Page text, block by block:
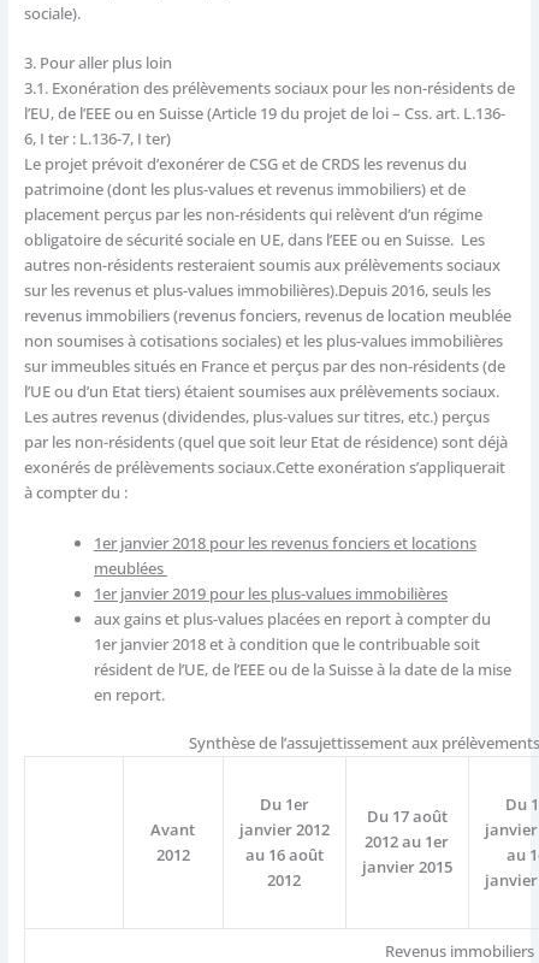
sociale).
3.Pour aller plus loin
3.1.Exonération des prélèvements sociaux pour les non-résidents de
l’EU, de l’EEE ou en Suisse (Article 19 du projet de loi – Css. art. L.136-
6, I ter : L.136-7, I ter)
Le projet prévoit d’exonérer de CSG et de CRDS les revenus du
patrimoine (dont les plus-values et revenus immobiliers) et de
placement perçus par les non-résidents qui relèvent d’un régime
obligatoire de sécurité sociale en UE, dans l’EEE ou en Suisse. Les
autres non-résidents resteraient soumis aux prélèvements sociaux
sur les revenus et plus-values immobilières).Depuis 2016, seuls les
revenus immobiliers (revenus fonciers, revenus de location meublée
non soumises à cotisations sociales) et les plus-values immobilières
sur immeubles situés en France et perçus par des non-résidents (de
l’UE ou d’un Etat tiers) étaient soumises aux prélèvements sociaux.
Les autres revenus (dividendes, plus-values sur titres, etc.) perçus
par les non-résidents (quel que soit leur Etat de résidence) sont déjà
exonérés de prélèvements sociaux.Cette exonération s’appliquerait
à compter du :
1er janvier 2018 pour les revenus fonciers et locations
meublées
1er janvier 2019 pour les plus-values immobilières
aux gains et plus-values placées en report à compter du
1er janvier 2018 et à condition que le contribuable soit
résident de l’UE, de l’EEE ou de la Suisse à la date de la mise
en report.
Synthèse de l’assujettissement aux
Avant
2012
Du 1er
janvier 2012
au 16 août
2012
Du 17 août
2012 au 1er
janvier 2015
Du
janvier
au
janvier
Revenus immobiliers